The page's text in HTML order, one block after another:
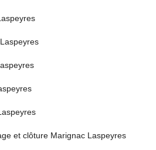
et clôture Marignac Laspeyres